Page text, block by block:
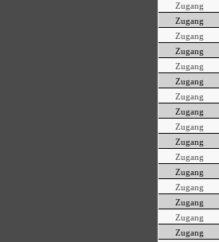
Zugang
Zugang
Zugang
Zugang
Zugang
Zugang
Zugang
Zugang
Zugang
Zugang
Zugang
Zugang
Zugang
Zugang
Zugang
Zugang